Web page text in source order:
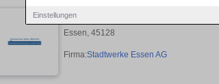
EinstellungenSachbearbeiter/in (gn)
Essen, 45128
Firma:Stadtwerke Essen AG